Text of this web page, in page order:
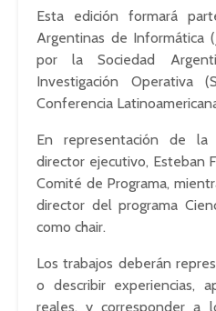
Esta edición formará
Argentinas de Informática
por la Sociedad
Investigación Operativa
Conferencia
En representación de la
director ejecutivo, Esteban
Comité de Programa,
director del programa
como chair.
Los trabajos deberán
o describir experiencias,
reales, y corresponder a